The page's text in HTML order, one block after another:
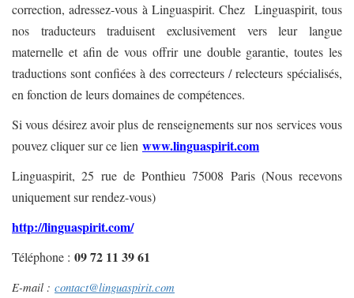
correction, adressez-vous à Linguaspirit. Chez Linguaspirit, tous
nos traducteurs traduisent exclusivement vers leur langue
maternelle et afin de vous offrir une double garantie, toutes les
traductions sont confiées à des correcteurs / relecteurs spécialisés,
en fonction de leurs domaines de compétences.
Si vous désirez avoir plus de renseignements sur nos services vous
pouvez cliquer sur ce lien www.linguaspirit.com
Linguaspirit, 25 rue de Ponthieu 75008 Paris (Nous recevons
uniquement sur rendez-vous)
http://linguaspirit.com/
Téléphone : 09 72 11 39 61
E-mail : contact@linguaspirit.com